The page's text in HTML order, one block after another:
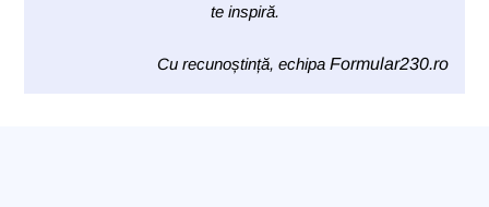
te inspiră.
Cu recunoștință, echipa Formular230.ro